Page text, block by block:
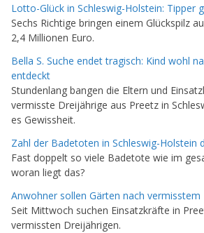
Lotto-Glück in Schleswig-Holstein: Tipper
Sechs Richtige bringen einem Glückspilz
2,4 Millionen Euro.
Bella S. Suche endet tragisch: Kind wohl
entdeckt
Stundenlang bangen die Eltern und
vermisste Dreijährige aus Preetz in
es Gewissheit.
Zahl der Badetoten in Schleswig-Holstein
Fast doppelt so viele Badetote wie im
woran liegt das?
Anwohner sollen Gärten nach vermisstem
Seit Mittwoch suchen Einsatzkräfte in
vermissten Dreijährigen.